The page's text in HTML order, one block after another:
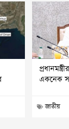
একনেক
জাতীয়